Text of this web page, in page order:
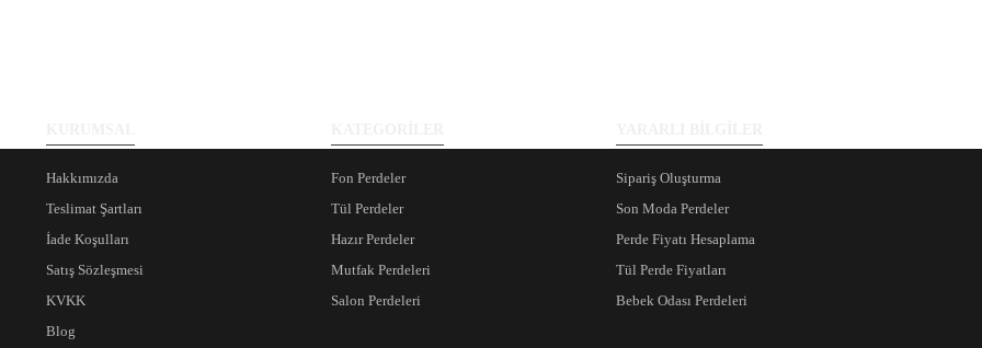
Hakkımızda
Teslimat Şartları
İade Koşulları
Satış Sözleşmesi
KVKK
Blog
Fon Perdeler
Tül Perdeler
Hazır Perdeler
Mutfak Perdeleri
Salon Perdeleri
Sipariş Oluşturma
Son Moda Perdeler
Perde Fiyatı Hesaplama
Tül Perde Fiyatları
Bebek Odası Perdeleri